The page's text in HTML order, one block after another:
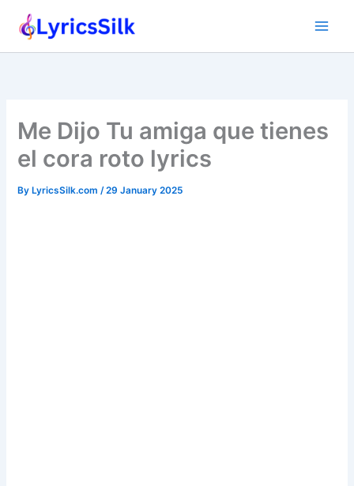
Me Dijo Tu amiga que tienes
el cora roto lyrics
ByLyricsSilk.com /29 January 2025